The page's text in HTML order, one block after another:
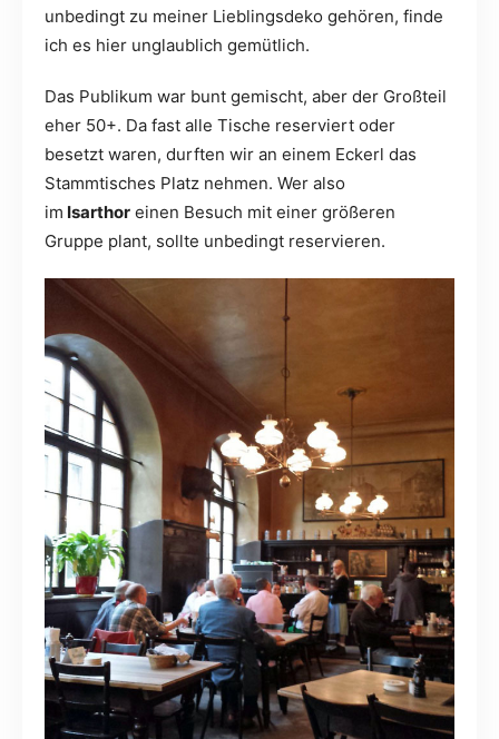
unbedingt zu meiner Lieblingsdeko gehören, finde
ich es hier unglaublich gemütlich.
Das Publikum war bunt gemischt, aber der Großteil
eher 50+. Da fast alle Tische reserviert oder
besetzt waren, durften wir an einem Eckerl das
Stammtisches Platz nehmen. Wer also
im Isarthor einen Besuch mit einer größeren
Gruppe plant, sollte unbedingt reservieren.